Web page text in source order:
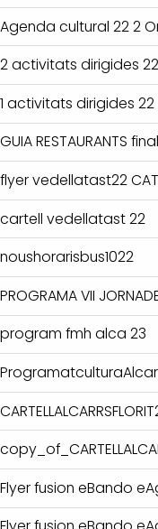
Agenda cultural 22 2
2 activitats dirigides
1 activitats dirigides
GUIA RESTAURANTS final
flyer vedellatast22 CAT
cartell vedellatast 22
noushorarisbus1022
PROGRAMA VII
program fmh alca 23
Flyer fusion eBando